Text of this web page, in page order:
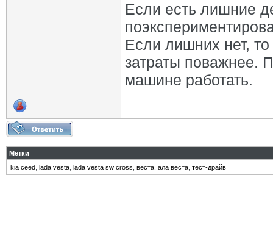
Если есть лишние
Если лишних нет,
затраты поважнее.
машине работать.
Метки
kia ceed lada vesta lada vesta sw cross веста ала веста тест-драйв